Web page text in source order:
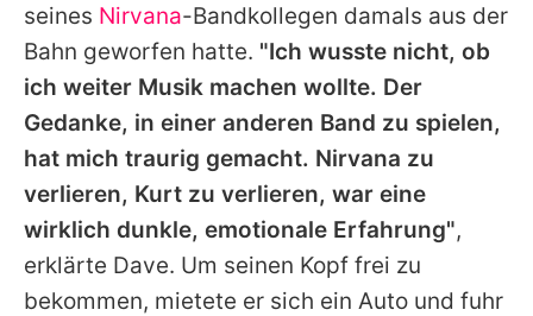
seines Nirvana-Bandkollegen damals aus der
Bahn geworfen hatte. "Ich wusste nicht, ob
ich weiter Musik machen wollte. Der
Gedanke, in einer anderen Band zu spielen,
hat mich traurig gemacht. Nirvana zu
verlieren, Kurt zu verlieren, war eine
wirklich dunkle, emotionale Erfahrung",
erklärte Dave. Um seinen Kopf frei zu
bekommen, mietete er sich ein Auto und fuhr